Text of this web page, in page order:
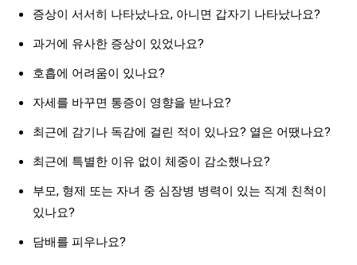
증상이 서서히 나타났나요, 아니면 갑자기 나타났나요?
과거에 유사한 증상이 있었나요?
호흡에 어려움이 있나요?
자세를 바꾸면 통증이 영향을 받나요?
최근에 감기나 독감에 걸린 적이 있나요? 열은 어땠나요?
최근에 특별한 이유 없이 체중이 감소했나요?
부모, 형제 또는 자녀 중 심장병 병력이 있는 직계 친척이
있나요?
담배를 피우나요?